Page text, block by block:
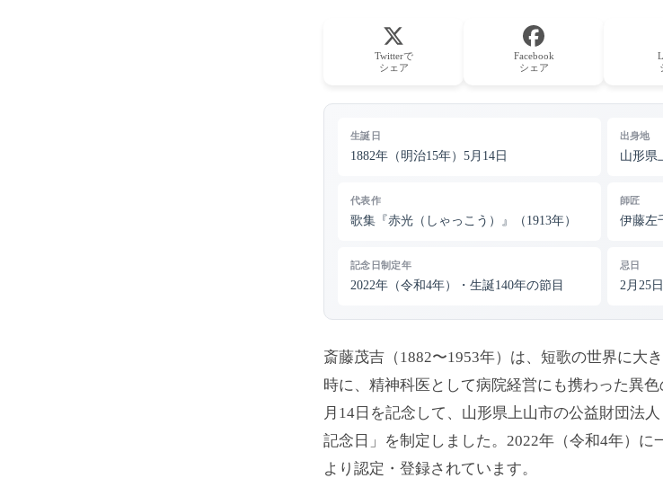
Twitterで
シェア
Facebook
シェア
生誕日
1882年（明治15年）5月14日
出身地
山形県
代表作
歌集『赤光（しゃっこう）』（1913年）
師匠
伊藤左
記念日制定年
2022年（令和4年）・生誕140年の節目
忌日
2月25
斎藤茂吉（1882〜1953年）は、短歌の世界に大
時に、精神科医として病院経営にも携わった異
月14日を記念して、山形県上山市の公益財団法
記念日」を制定しました。2022年（令和4年）に
より認定・登録されています。